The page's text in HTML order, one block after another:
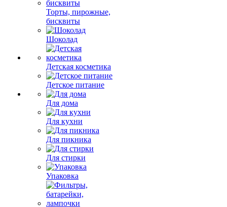
Торты, пирожные,
бисквиты
Шоколад
Детская косметика
Детское питание
Для дома
Для кухни
Для пикника
Для стирки
Упаковка